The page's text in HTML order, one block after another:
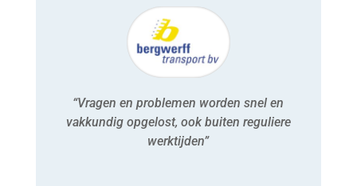
“Vragen en problemen worden snel en
vakkundig opgelost, ook buiten reguliere
werktijden”